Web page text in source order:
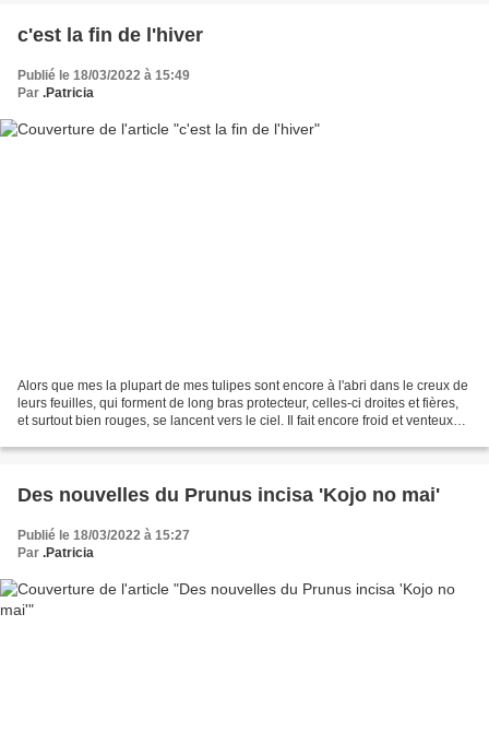
c'est la fin de l'hiver
Publié le 18/03/2022 à 15:49
Par .Patricia
Alors que mes la plupart de mes tulipes sont encore à l'abri dans le creux de
leurs feuilles, qui forment de long bras protecteur, celles-ci droites et fières,
et surtout bien rouges, se lancent vers le ciel. Il fait encore froid et venteux
Des nouvelles du Prunus incisa 'Kojo no mai'
Publié le 18/03/2022 à 15:27
Par .Patricia